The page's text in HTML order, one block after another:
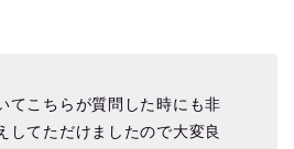
てこちらが質問した時にも非
してただけましたので大変良